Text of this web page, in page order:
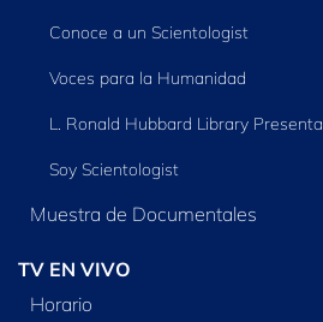
Conoce a un Scientologist
Voces para la Humanidad
L. Ronald Hubbard Library Presenta
Soy Scientologist
Muestra de Documentales
TV EN VIVO
Horario